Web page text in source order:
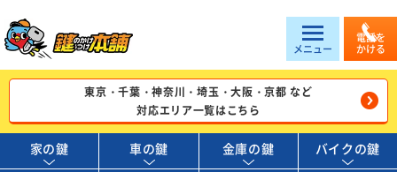
メニュー
電話を
かける
東京・千葉・神奈川・埼玉・大阪・京都 など
対応エリア一覧はこちら
家の鍵 車の鍵 金庫の鍵 バイクの鍵